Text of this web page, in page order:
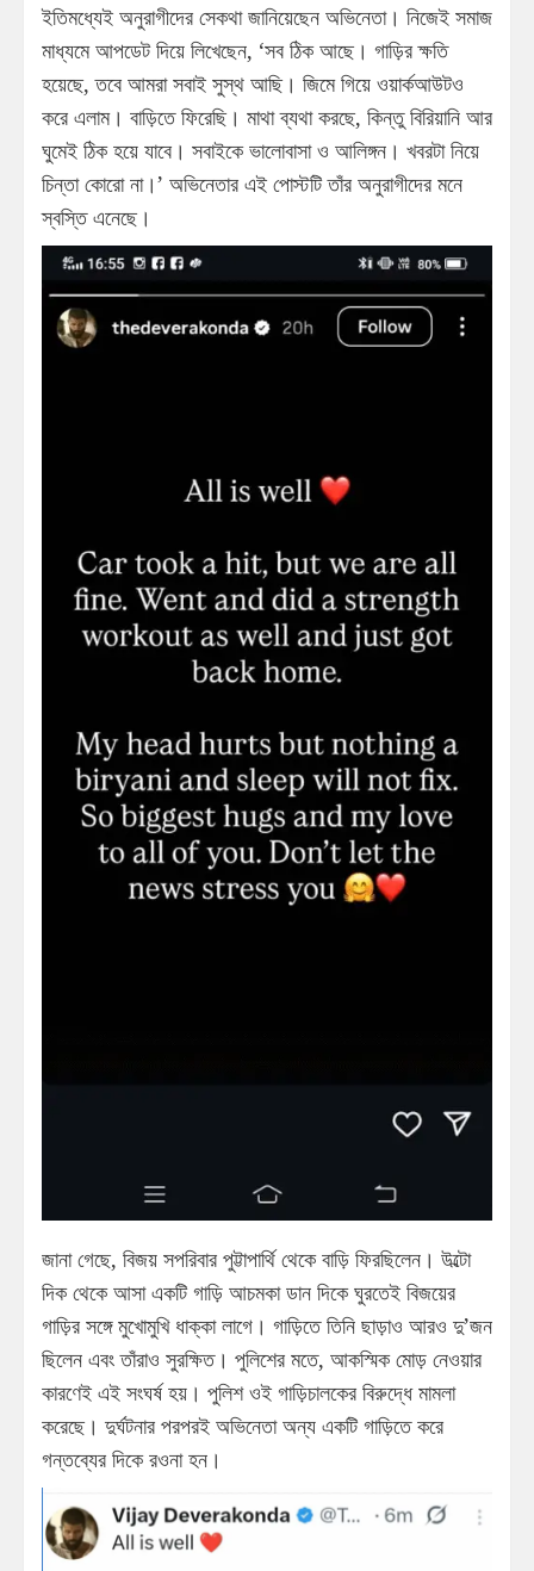
ইতিমধ্যেই অনুরাগীদের সেকথা জানিয়েছেন অভিনেতা। নিজেই সমাজ
মাধ্যমে আপডেট দিয়ে লিখেছেন, ‘সব ঠিক আছে। গাড়ির ক্ষতি
হয়েছে, তবে আমরা সবাই সুস্থ আছি। জিমে গিয়ে ওয়ার্কআউটও
করে এলাম। বাড়িতে ফিরেছি। মাথা ব্যথা করছে, কিন্তু বিরিয়ানি আর
ঘুমেই ঠিক হয়ে যাবে। সবাইকে ভালোবাসা ও আলিঙ্গন। খবরটা নিয়ে
চিন্তা কোরো না।’ অভিনেতার এই পোস্টটি তাঁর অনুরাগীদের মনে
স্বস্তি এনেছে।
জানা গেছে, বিজয় সপরিবার পুট্টাপার্থি থেকে বাড়ি ফিরছিলেন। উল্টো
দিক থেকে আসা একটি গাড়ি আচমকা ডান দিকে ঘুরতেই বিজয়ের
গাড়ির সঙ্গে মুখোমুখি ধাক্কা লাগে। গাড়িতে তিনি ছাড়াও আরও দু’জন
ছিলেন এবং তাঁরাও সুরক্ষিত। পুলিশের মতে, আকস্মিক মোড় নেওয়ার
কারণেই এই সংঘর্ষ হয়। পুলিশ ওই গাড়িচালকের বিরুদ্ধে মামলা
করেছে। দুর্ঘটনার পরপরই অভিনেতা অন্য একটি গাড়িতে করে
গন্তব্যের দিকে রওনা হন।